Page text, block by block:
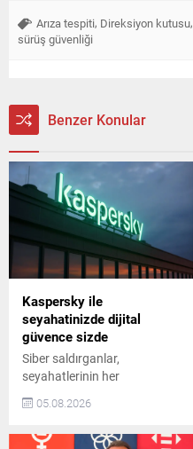
Arıza tespiti, Direksiyon kutusu,
sürüş güvenliği
Benzer Konular
Kaspersky ile
seyahatinizde dijital
güvence sizde
Siber saldırganlar,
seyahatlerinin her
platformlara giderek daha
05.08.2026